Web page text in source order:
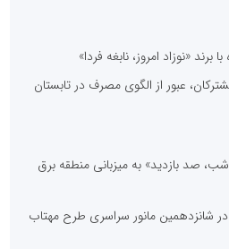
برند «نوزاد امروز، نابغه فردا»
عبور از الگوی مصرف در تابستان
صد بازدید» به میزبانی منطقه برق
غیرمجاز در شانزدهمین مانور سراسری طرح مهتاب